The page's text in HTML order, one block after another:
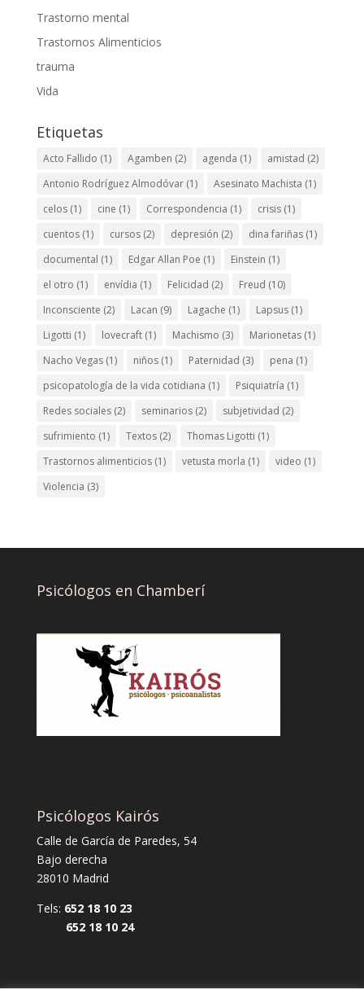
Trastorno mental
Trastornos Alimenticios
trauma
Vida
Etiquetas
Acto Fallido (1) Agamben (2) agenda (1) amistad (2)
Antonio Rodríguez Almodóvar(1) Asesinato Machista (1)
celos(1) cine (1) Correspondencia (1) crisis(1)
cuentos(1) cursos(2) depresión (2) dina fariñas(1)
documental (1) Edgar Allan Poe (1) Einstein (1)
el otro (1) envídia (1) Felicidad (2) Freud (10)
Inconsciente (2) Lacan (9) Lagache (1) Lapsus(1)
Ligotti (1) lovecraft(1) Machismo (3) Marionetas(1)
Nacho Vegas(1) niños(1) Paternidad (3) pena (1)
psicopatología de la vida cotidiana (1) Psiquiatría (1)
Redes sociales(2) seminarios(2) subjetividad (2)
sufrimiento (1) Textos(2) Thomas Ligotti (1)
Trastornos alimenticios(1) vetusta morla (1) video (1)
Violencia (3)
Psicólogos en Chamberí
Psicólogos Kairós
Calle de García de Paredes, 54
Bajo derecha
28010 Madrid
Tels: 652 18 10 23
652 18 10 24